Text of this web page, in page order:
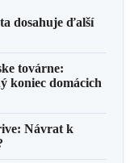
dosahuje ďalší
továrne:
koniec domácich
Návrat k